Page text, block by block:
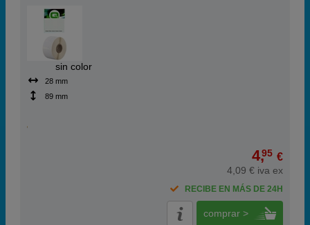
sin color
28 mm
89 mm
4,95 €
4,09 € iva ex
RECIBE EN MÁS DE 24H
comprar >